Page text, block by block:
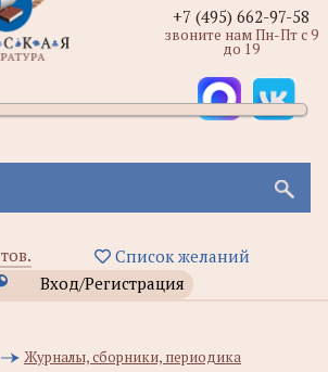
тов.
Список желаний
Вход/Регистрация
+7 (495) 662-97-58
звоните нам Пн-Пт с 9
до 19
Журналы, сборники, периодика